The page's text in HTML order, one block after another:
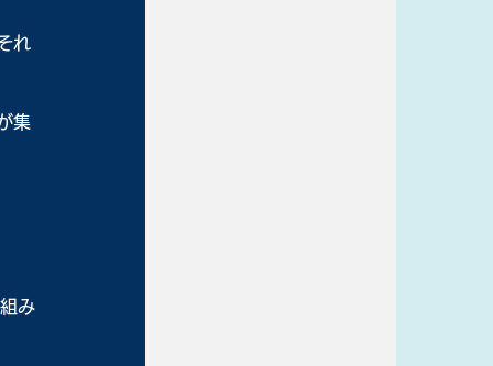
れ
集
み